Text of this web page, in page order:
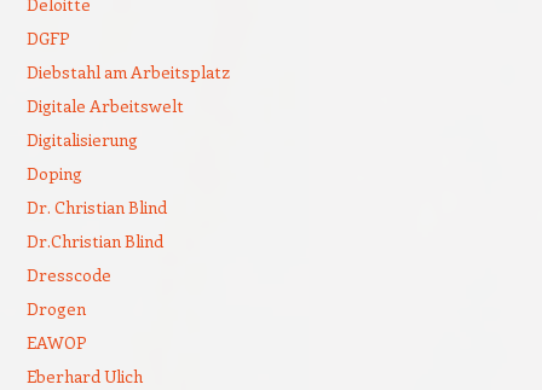
DGFP
Diebstahl am Arbeitsplatz
Digitale Arbeitswelt
Digitalisierung
Doping
Dr. Christian Blind
Dr.Christian Blind
Dresscode
Drogen
EAWOP
Eberhard Ulich